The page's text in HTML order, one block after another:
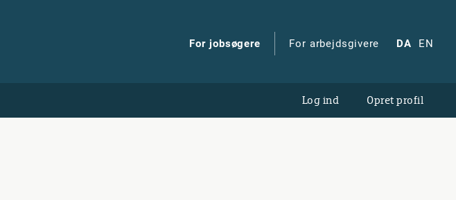
For jobsøgere For arbejdsgivere DA EN
Log ind Opret profil